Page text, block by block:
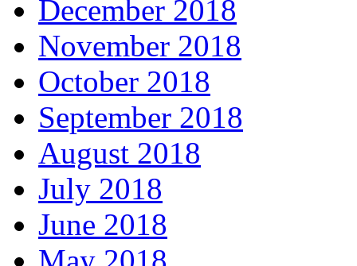
December 2018
November 2018
October 2018
September 2018
August 2018
July 2018
June 2018